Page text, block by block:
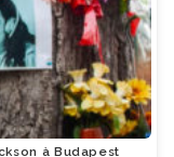
à Budapest